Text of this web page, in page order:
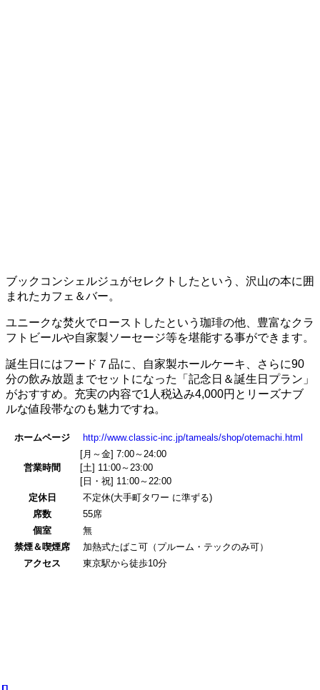
ブックコンシェルジュがセレクトしたという、沢山の本に囲
まれたカフェ＆バー。
ユニークな焚火でローストしたという珈琲の他、豊富なクラ
フトビールや自家製ソーセージ等を堪能する事ができます。
誕生日にはフード７品に、自家製ホールケーキ、さらに90
分の飲み放題までセットになった「記念日＆誕生日プラン」
がおすすめ。充実の内容で1人税込み4,000円とリーズナブ
ルな値段帯なのも魅力ですね。
ホームページ http://www.classic-inc.jp/tameals/shop/otemachi.html
営業時間
[月～金] 7:00～24:00
[土] 11:00～23:00
[日・祝] 11:00～22:00
定休日
不定休(大手町タワー に準ずる)
席数
55席
個室
無
禁煙＆喫煙席
加熱式たばこ可（プルーム・テックのみ可）
アクセス
東京駅から徒歩10分